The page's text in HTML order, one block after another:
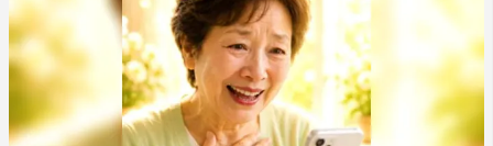
今回は“ほわ～い話”の質がすごく上がってきたなって思う
収録でした。収録の冒頭で「情報教養ホラーバラエティ」
と銘打ってみましたが、今回もただ単に怖いだけの話では
なく、すごく勉強になる話もたくさんありました。この感